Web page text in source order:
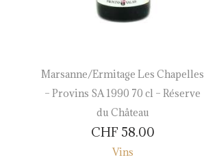
Marsanne/Ermitage Les Chapelles
– Provins SA 1990 70 cl – Réserve
du Château
CHF 58.00
Vins